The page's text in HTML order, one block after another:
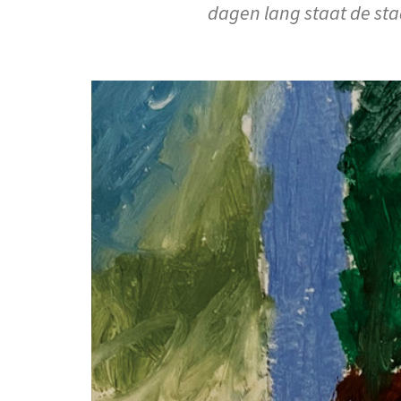
dagen lang staat de